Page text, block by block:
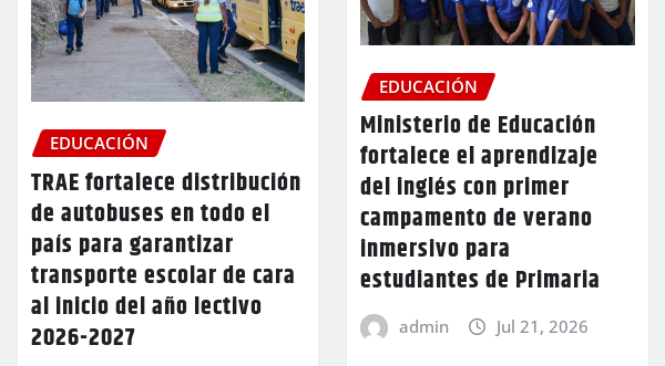
EDUCACIÓN
TRAE fortalece distribución
de autobuses en todo el
país para garantizar
transporte escolar de cara
al inicio del año lectivo
2026-2027
EDUCACIÓN
Ministerio de Educación
fortalece el aprendizaje
del inglés con primer
campamento de verano
inmersivo para
estudiantes de Primaria
admin Jul 21, 2026